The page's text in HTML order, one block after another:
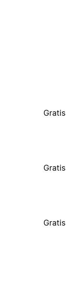
Gratis
Gratis
Gratis